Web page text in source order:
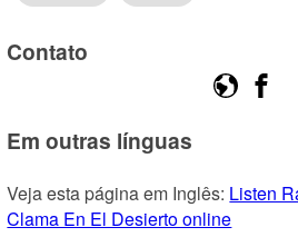
Contato
Em outras línguas
Veja esta página em Inglês: Listen
Clama En El Desierto online